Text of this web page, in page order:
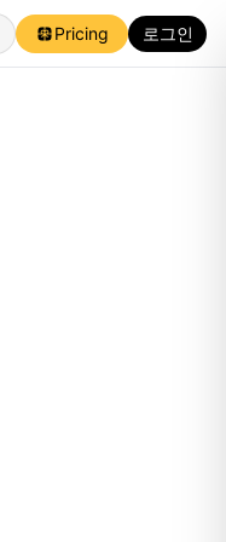
Pricing 로그인